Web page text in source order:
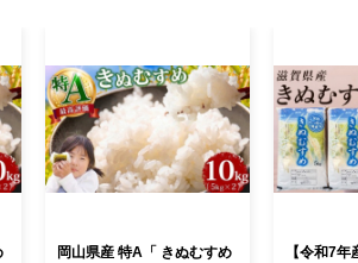
岡山県産 特A「 きぬむすめ
【令和7